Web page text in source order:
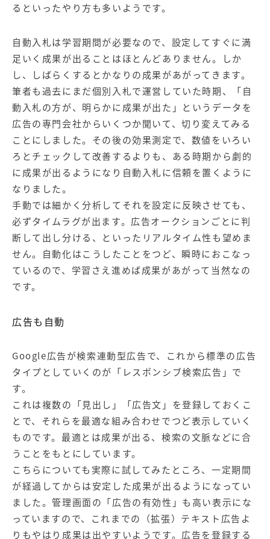
るといったやり方も多いようです。
自動入札は学習期間が必要なので、設定してすぐに満
足いく成果が出ることはほとんどありません。しか
し、しばらくするとかなりの成果があがってきます。
筆者も過去にまだ個別入札で運営していた時期、「自
動入札の方が、明らかに成果が出た」というデータを
広告の専門会社からいくつか聞いて、切り変えてみる
ことにしました。その後の効果測定で、数値をいろい
ろとチェックして改善するよりも、ある時期から劇的
に成果が出るようになり自動入札に信頼を置くように
なりました。
手動では細かく分析してそれを設定に反映させても、
必ずタイムラグが出ます。広告オークションごとに判
断して出し分ける、といったリアルタイム性も望めま
せん。自動化はこうしたことをつど、瞬時におこなっ
ているので、学習さえ進めば成果があがって当然なの
です。
広告も自動
Google広告が検索連動型広告で、これから標準の広告
タイプとしていくのが「レスポンシブ検索広告」で
す。
これは複数の「見出し」「広告文」を登録しておくこ
とで、それらを最適な組み合わせでつど表示していく
ものです。最適とは成果が出る、検索の文脈などに合
うことをもとにしています。
こちらについても実際に試してみたところ、一定期間
が経過してからは安定した成果が出るようになってい
ました。管理画面の「広告の有効性」も高い表示にな
っていますので、これまでの（拡張）テキスト広告よ
りもやはり成果は出やすいようです。広告を登録する